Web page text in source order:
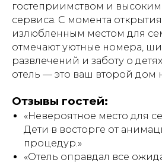
гостеприимством и
сервиса. С момента открытия
излюбленным местом для
отмечают уютные номера,
развлечений и заботу о
отель — это ваш второй дом
Отзывы гостей:
«Невероятное место для
Дети в восторге от
процедур.»
«Отель оправдал все